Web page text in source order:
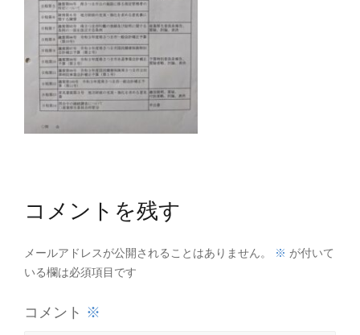
コメントを残す
メールアドレスが公開されることはありません。 ※ が付いて
いる欄は必須項目です
コメント ※